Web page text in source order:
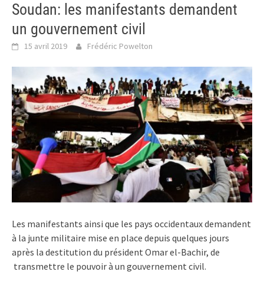
Soudan: les manifestants demandent
un gouvernement civil
15 avril 2019 Frédéric Powelton
Les manifestants ainsi que les pays occidentaux demandent
à la junte militaire mise en place depuis quelques jours
après la destitution du président Omar el-Bachir, de
transmettre le pouvoir à un gouvernement civil.